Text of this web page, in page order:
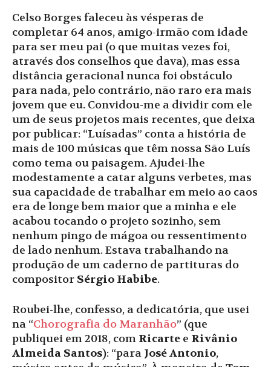
Celso Borges faleceu às vésperas de
completar 64 anos, amigo-irmão com idade
para ser meu pai (o que muitas vezes foi,
através dos conselhos que dava), mas essa
distância geracional nunca foi obstáculo
para nada, pelo contrário, não raro era mais
jovem que eu. Convidou-me a dividir com ele
um de seus projetos mais recentes, que deixa
por publicar: “Luísadas” conta a história de
mais de 100 músicas que têm nossa São Luís
como tema ou paisagem. Ajudei-lhe
modestamente a catar alguns verbetes, mas
sua capacidade de trabalhar em meio ao caos
era de longe bem maior que a minha e ele
acabou tocando o projeto sozinho, sem
nenhum pingo de mágoa ou ressentimento
de lado nenhum. Estava trabalhando na
produção de um caderno de partituras do
compositor Sérgio Habibe.
Roubei-lhe, confesso, a dedicatória, que usei
na “Chorografia do Maranhão” (que
publiquei em 2018, com Ricarte e Rivânio
Almeida Santos): “para José Antonio,